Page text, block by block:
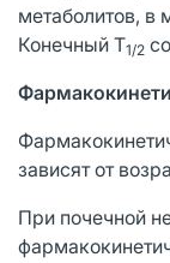
метаболитов, в
Конечный T1/2
зависят от
При почечной